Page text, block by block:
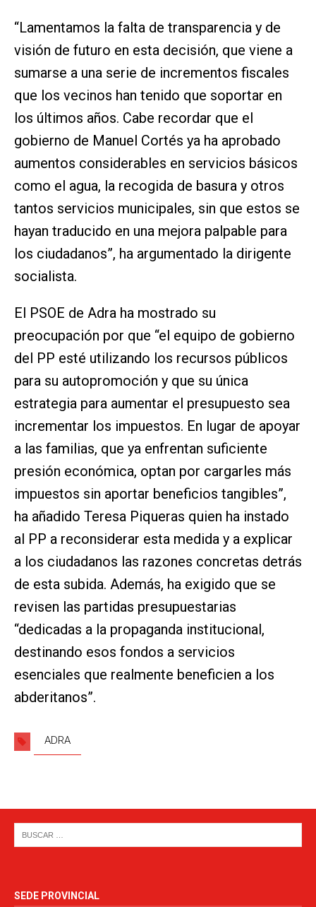
“Lamentamos la falta de transparencia y de
visión de futuro en esta decisión, que viene a
sumarse a una serie de incrementos fiscales
que los vecinos han tenido que soportar en
los últimos años. Cabe recordar que el
gobierno de Manuel Cortés ya ha aprobado
aumentos considerables en servicios básicos
como el agua, la recogida de basura y otros
tantos servicios municipales, sin que estos se
hayan traducido en una mejora palpable para
los ciudadanos”, ha argumentado la dirigente
socialista.
El PSOE de Adra ha mostrado su
preocupación por que “el equipo de gobierno
del PP esté utilizando los recursos públicos
para su autopromoción y que su única
estrategia para aumentar el presupuesto sea
incrementar los impuestos. En lugar de apoyar
a las familias, que ya enfrentan suficiente
presión económica, optan por cargarles más
impuestos sin aportar beneficios tangibles”,
ha añadido Teresa Piqueras quien ha instado
al PP a reconsiderar esta medida y a explicar
a los ciudadanos las razones concretas detrás
de esta subida. Además, ha exigido que se
revisen las partidas presupuestarias
“dedicadas a la propaganda institucional,
destinando esos fondos a servicios
esenciales que realmente beneficien a los
abderitanos”.
ADRA
SEDE PROVINCIAL